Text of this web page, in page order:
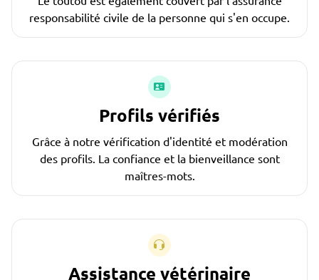
responsabilité civile de la personne qui s'en occupe.
Profils vérifiés
Grâce à notre vérification d'identité et modération
des profils. La confiance et la bienveillance sont
maîtres-mots.
Assistance vétérinaire